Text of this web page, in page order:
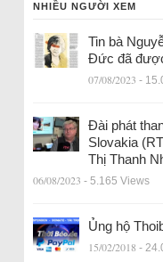
NHIỀU NGƯỜI XEM
Tin bà
Đức đã
07/08/2023 -
Đài phát
Slovakia
Thị Thanh
06/08/2023 - 5.165 Views
Ủng hộ
15/02/2018 -